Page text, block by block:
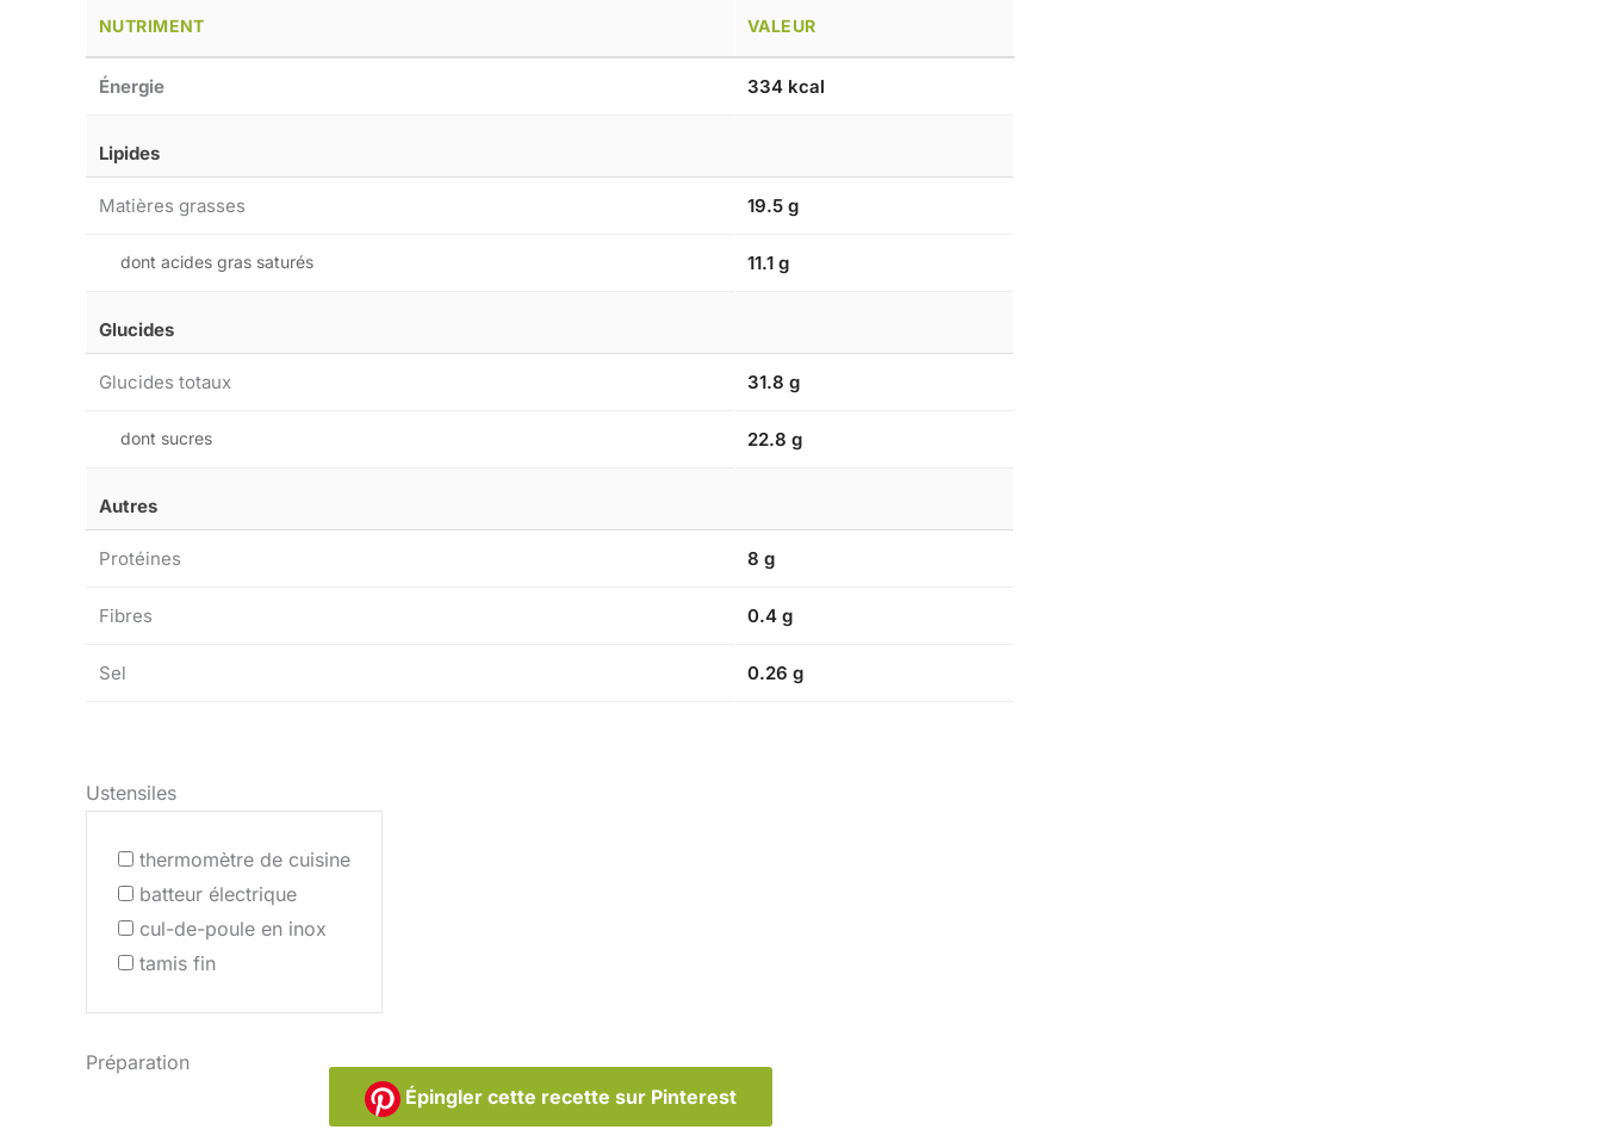
NUTRIMENT VALEUR
Énergie 334 kcal
Lipides
Matières grasses 19.5 g
dont acides gras saturés 11.1 g
Glucides
Glucides totaux 31.8 g
dont sucres 22.8 g
Autres
Protéines 8 g
Fibres 0.4 g
Sel 0.26 g
Ustensiles
thermomètre de cuisine
batteur électrique
cul-de-poule en inox
tamis fin
Préparation
Épingler cette recette sur Pinterest